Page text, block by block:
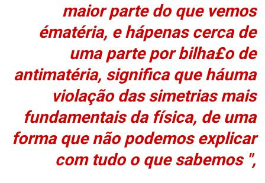
maior parte do que vemos
ématéria, e hápenas cerca de
uma parte por bilha£o de
antimatéria, significa que háuma
violação das simetrias mais
fundamentais da física, de uma
forma que não podemos explicar
com tudo o que sabemos ",